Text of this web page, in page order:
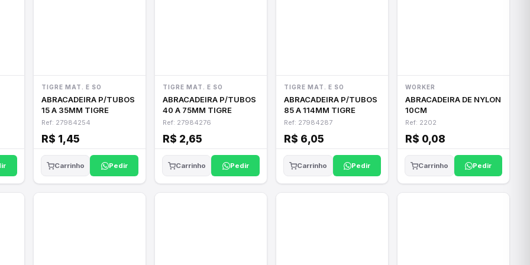
TIGRE MAT. E SO
ABRACADEIRA P/TUBOS
15 A 35MM TIGRE
Ref: 27984254
R$ 1,45
Carrinho Pedir
TIGRE MAT. E SO
ABRACADEIRA P/TUBOS
40 A 75MM TIGRE
Ref: 27984276
R$ 2,65
Carrinho Pedir
TIGRE MAT. E SO
ABRACADEIRA P/TUBOS
85 A 114MM TIGRE
Ref: 27984287
R$ 6,05
Carrinho Pedir
WORKER
ABRACADEIRA DE NYLON
10CM
Ref: 2202
R$ 0,08
Carrinho Pedir